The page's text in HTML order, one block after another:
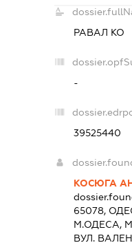
РАВАЛ КО
-
39525440
КОСЮГА
65078,
М.ОДЕСА,
ВУЛ.